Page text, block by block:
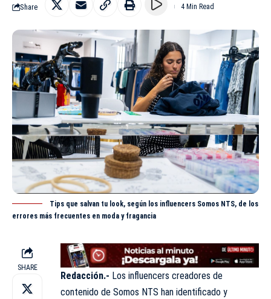
Share 4 Min Read
Tips que salvan tu look, según los influencers Somos NTS, de los
errores más frecuentes en moda y fragancia
SHARE
Redacción.- Los influencers creadores de
contenido de Somos NTS han identificado y